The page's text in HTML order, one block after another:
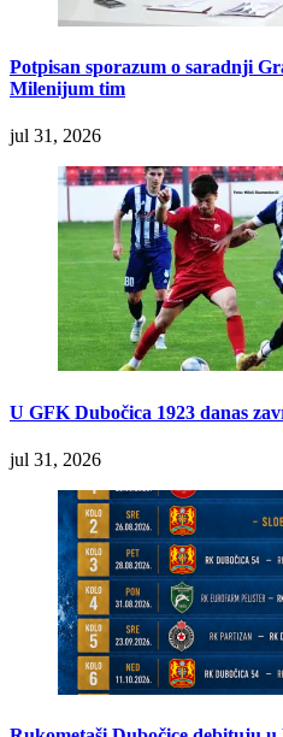
Potpisan sporazum o saradnji
Milenijum tim
jul 31, 2026
U GFK Dubočica 1923 danas
jul 31, 2026